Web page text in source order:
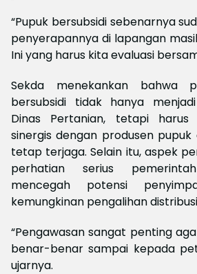
“Pupuk bersubsidi sebenarnya
penyerapannya di lapangan
Ini yang harus kita evaluasi
Sekda menekankan bahwa
bersubsidi tidak hanya
Dinas Pertanian, tetapi harus
sinergis dengan produsen
tetap terjaga. Selain itu, aspek
perhatian serius
mencegah potensi
kemungkinan pengalihan
“Pengawasan sangat penting
benar-benar sampai kepada
ujarnya.